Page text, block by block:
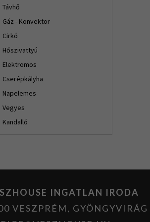
Távhő
Gáz - Konvektor
Cirkó
Hőszivattyú
Elektromos
Cserépkályha
Napelemes
Vegyes
Kandalló
INGATLAN IRODA
VESZPRÉM,